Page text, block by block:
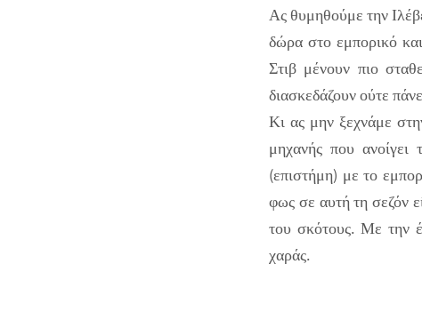
Ας θυμηθούμε την
δώρα στο εμπορικό
Στιβ μένουν πιο
διασκεδάζουν ούτε
Κι ας μην ξεχνάμε
μηχανής που ανοίγει
(επιστήμη) με το
φως σε αυτή τη σεζόν
του σκότους. Με την
χαράς.